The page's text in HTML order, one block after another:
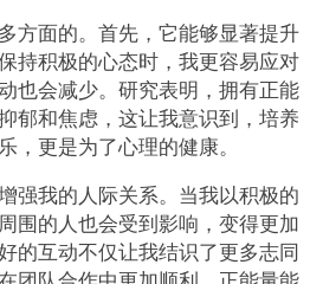
方面的。首先，它能够显著提升
持积极的心态时，我更容易应对
也会减少。研究表明，拥有正能
郁和焦虑，这让我意识到，培养
，更是为了心理的健康。
强我的人际关系。当我以积极的
围的人也会受到影响，变得更加
的互动不仅让我结识了更多志同